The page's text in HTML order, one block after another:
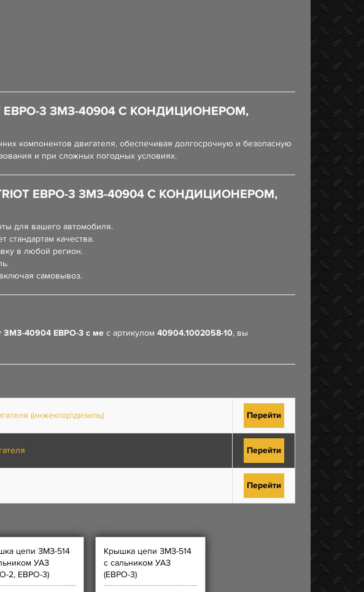
3 ЗМЗ-40904 С КОНДИЦИОНЕРОМ,
компонентов двигателя, обеспечивая долгосрочную и безопасную
и при сложных погодных условиях.
ЕВРО-3 ЗМЗ-40904 С КОНДИЦИОНЕРОМ,
для вашего автомобиля.
стандартам качества.
в любой регион.
самовывоз.
ЗМЗ-40904 ЕВРО-3 с ме с артикулом 40904.1002058-10, вы
(инжектор\дизель) Перейти
Перейти
Перейти
цепи ЗМЗ-514
УАЗ
2, ЕВРО-3)
Крышка цепи ЗМЗ-514
с сальником УАЗ
(ЕВРО-3)